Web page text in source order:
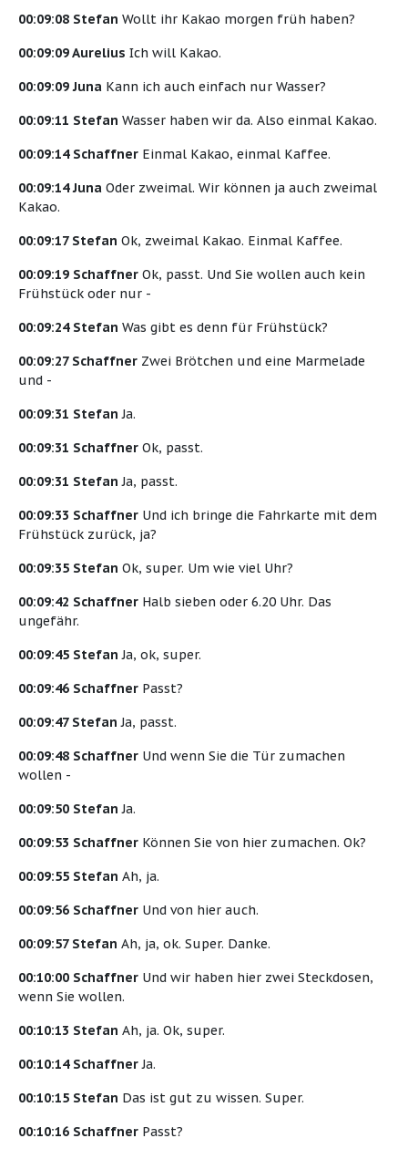
00:09:08 Stefan Wollt ihr Kakao morgen früh haben?
00:09:09 Aurelius Ich will Kakao.
00:09:09 Juna Kann ich auch einfach nur Wasser?
00:09:11 Stefan Wasser haben wir da. Also einmal Kakao.
00:09:14 Schaffner Einmal Kakao, einmal Kaffee.
00:09:14 Juna Oder zweimal. Wir können ja auch zweimal
Kakao.
00:09:17 Stefan Ok, zweimal Kakao. Einmal Kaffee.
00:09:19 Schaffner Ok, passt. Und Sie wollen auch kein
Frühstück oder nur -
00:09:24 Stefan Was gibt es denn für Frühstück?
00:09:27 Schaffner Zwei Brötchen und eine Marmelade
und -
00:09:31 Stefan Ja.
00:09:31 Schaffner Ok, passt.
00:09:31 Stefan Ja, passt.
00:09:33 Schaffner Und ich bringe die Fahrkarte mit dem
Frühstück zurück, ja?
00:09:35 Stefan Ok, super. Um wie viel Uhr?
00:09:42 Schaffner Halb sieben oder 6.20 Uhr. Das
ungefähr.
00:09:45 Stefan Ja, ok, super.
00:09:46 Schaffner Passt?
00:09:47 Stefan Ja, passt.
00:09:48 Schaffner Und wenn Sie die Tür zumachen
wollen -
00:09:50 Stefan Ja.
00:09:53 Schaffner Können Sie von hier zumachen. Ok?
00:09:55 Stefan Ah, ja.
00:09:56 Schaffner Und von hier auch.
00:09:57 Stefan Ah, ja, ok. Super. Danke.
00:10:00 Schaffner Und wir haben hier zwei Steckdosen,
wenn Sie wollen.
00:10:13 Stefan Ah, ja. Ok, super.
00:10:14 SchaffnerJa.
00:10:15 Stefan Das ist gut zu wissen. Super.
00:10:16 Schaffner Passt?